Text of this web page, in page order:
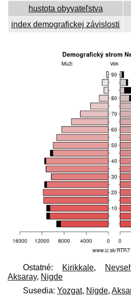
hustota obyvateľstva
index demografickej závislosti
Ostatné: Kirikkale,
Aksaray, Nigde
Susedia: Yozgat, Nigde,